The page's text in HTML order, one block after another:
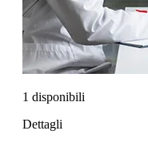
1 disponibili
Dettagli